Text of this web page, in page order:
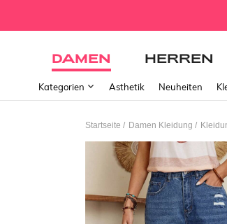
DAMEN HERREN
Kategorien Ästhetik Neuheiten
Startseite / Damen Kleidung /